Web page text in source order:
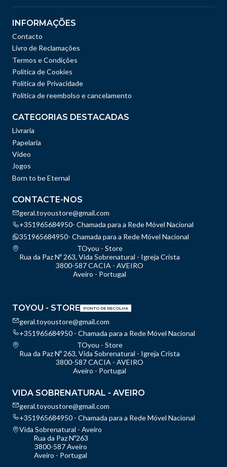
INFORMAÇÕES
Contacto
Livro de Reclamações
Termos e Condições
Política de Cookies
Política de Privacidade
Politica de reembolso e cancelamento
CATEGORIAS DESTACADAS
Livraria
Papelaria
Vídeo
Jogos
Born to be Eternal
CONTACTE-NOS
geral.toyoustore@gmail.com
+351965684950- Chamada para a Rede Móvel Nacional
351965684950- Chamada para a Rede Móvel Nacional
TOyou - Store
Rua da Paz Nº 263, Vida Sobrenatural - Igreja Crista
3800-587 CACIA - AVEIRO
Aveiro - Portugal
TOYOU - STORE PONTO DE RECOLHA
geral.toyoustore@gmail.com
+351965684950 - Chamada para a Rede Móvel Nacional
TOyou - Store
Rua da Paz Nº 263, Vida Sobrenatural - Igreja Crista
3800-587 CACIA - AVEIRO
Aveiro - Portugal
VIDA SOBRENATURAL - AVEIRO
geral.toyoustore@gmail.com
+351965684950 - Chamada para a Rede Móvel Nacional
Vida Sobrenatural - Aveiro
Rua da Paz Nº263
3800-587 Aveiro
Aveiro - Portugal